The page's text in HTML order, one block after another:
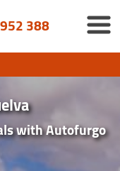
388
with Autofurgo